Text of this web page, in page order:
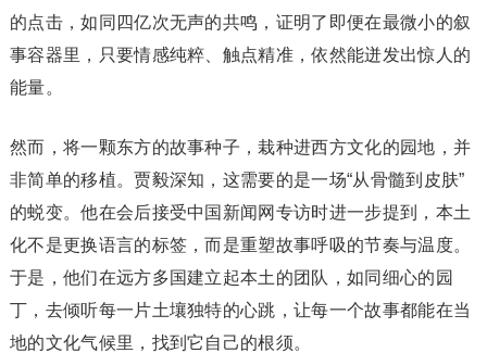
的点击，如同四亿次无声的共鸣，证明了即便在最微小的叙
事容器里，只要情感纯粹、触点精准，依然能迸发出惊人的
能量。
然而，将一颗东方的故事种子，栽种进西方文化的园地，并
非简单的移植。贾毅深知，这需要的是一场“从骨髓到皮肤”
的蜕变。他在会后接受中国新闻网专访时进一步提到，本土
化不是更换语言的标签，而是重塑故事呼吸的节奏与温度。
于是，他们在远方多国建立起本土的团队，如同细心的园
丁，去倾听每一片土壤独特的心跳，让每一个故事都能在当
地的文化气候里，找到它自己的根须。